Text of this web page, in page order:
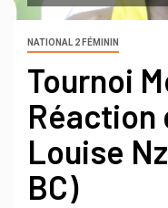
NATIONAL 2 FÉMININ
Tournoi
Réaction
Louise
BC)